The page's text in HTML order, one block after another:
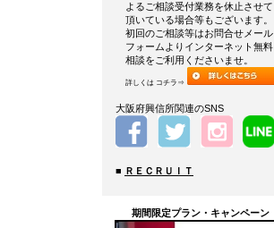
よるご相談受付業務を休止させて
頂いている場合等もございます。
初回のご相談等はお問合せメール
フォームよりインターネット無料
相談をご利用くださいませ。
詳しくは コチラ⇒
大阪府興信所関連のSNS
■ ＲＥＣＲＵＩＴ
期間限定プラン・キャンペーン